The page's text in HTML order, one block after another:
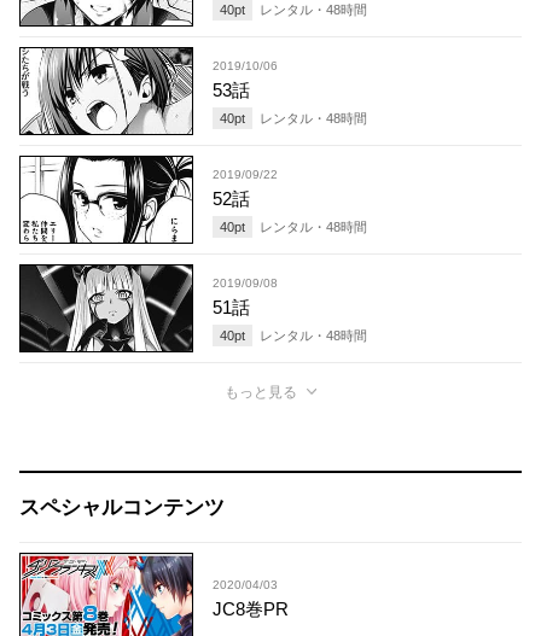
40pt レンタル・ 48時間
2019/10/06
53話
40pt レンタル・ 48時間
2019/09/22
52話
40pt レンタル・ 48時間
2019/09/08
51話
40pt レンタル・ 48時間
もっと見る
スペシャルコンテンツ
2020/04/03
JC8巻PR